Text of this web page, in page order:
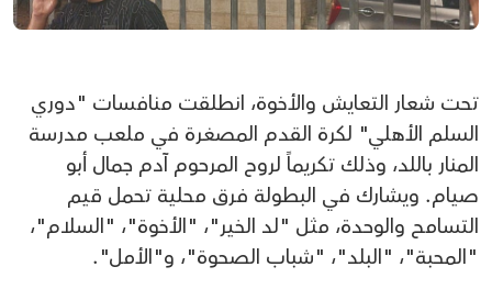
تحت شعار التعايش والأخوة، انطلقت منافسات "دوري
السلم الأهلي" لكرة القدم المصغرة في ملعب مدرسة
المنار باللد، وذلك تكريماً لروح المرحوم آدم جمال أبو
صيام. ويشارك في البطولة فرق محلية تحمل قيم
التسامح والوحدة، مثل "لد الخير"، "الأخوة"، "السلام"،
"المحبة"، "البلد"، "شباب الصحوة"، و"الأمل".